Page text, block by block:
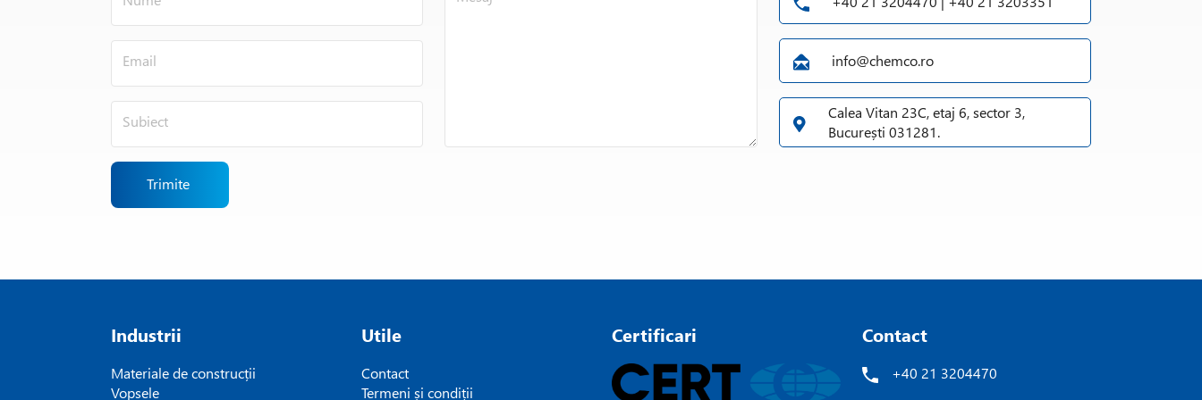
Densitatea microsferelor de sticla este in intervalul: 0.125-0.60g/cm3.
Trimite
info@chemco.ro
Calea Vitan 23C, etaj 6, sector 3,
București 031281.
Industrii
Materiale de construcții
Vopsele
Utile
Contact
Termeni și condiții
Contact
+40 21 3204470
Certificari